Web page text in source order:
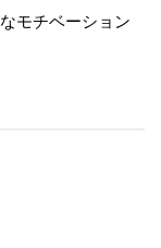
モチベーション